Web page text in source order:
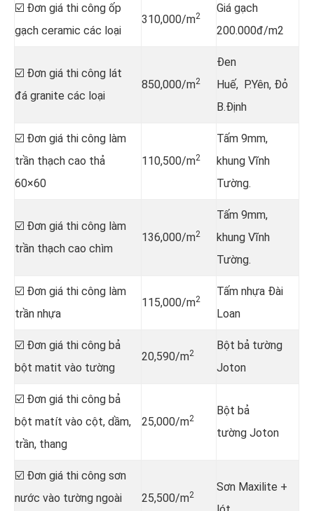
☑️ Đơn giá thi công ốp
gạch ceramic các loại
310,000/m2
Giá gạch
200.000đ/m2
☑️ Đơn giá thi công lát
đá granite các loại
850,000/m2
Đen
Huế, P.Yên, Đỏ
B.Định
☑️ Đơn giá thi công làm
trần thạch cao thả
60×60
110,500/m2
Tấm 9mm,
khung Vĩnh
Tường.
☑️ Đơn giá thi công làm
trần thạch cao chìm
136,000/m2
Tấm 9mm,
khung Vĩnh
Tường.
☑️ Đơn giá thi công làm
trần nhựa
115,000/m2
Tấm nhựa Đài
Loan
☑️ Đơn giá thi công bả
bột matit vào tường
20,590/m2
Bột bả tường
Joton
☑️ Đơn giá thi công bả
bột matít vào cột, dầm,
trần, thang
25,000/m2
Bột bả
tường Joton
☑️ Đơn giá thi công sơn
nước vào tường ngoài
25,500/m2
Sơn Maxilite +